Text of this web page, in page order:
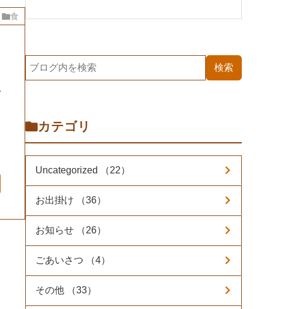
食
カテゴリ
Uncategorized （22）
お出掛け （36）
お知らせ （26）
ごあいさつ （4）
その他 （33）